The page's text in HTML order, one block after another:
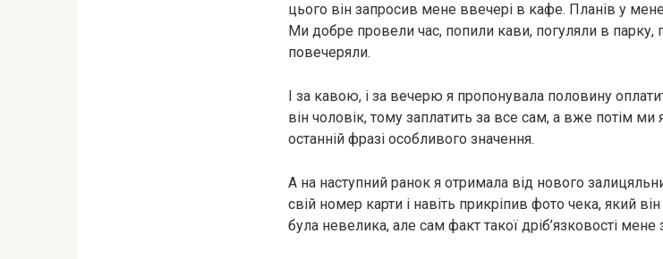
цього він запросив мене ввечері в кафе. Планів у
Ми добре провели час, попили кави, погуляли в парку,
повечеряли.
І за кавою, і за вечерю я пропонувала половину
він чоловік, тому заплатить за все сам, а вже потім
останній фразі особливого значення.
А на наступний ранок я отримала від нового
свій номер карти і навіть прикріпив фото чека, який
була невелика, але сам факт такої дріб’язковості